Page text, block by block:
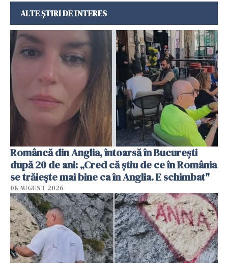
ALTE ȘTIRI DE INTERES
Româncă din Anglia, întoarsă în București
după 20 de ani: „Cred că știu de ce în România
se trăiește mai bine ca în Anglia. E schimbat"
08 AUGUST 2026